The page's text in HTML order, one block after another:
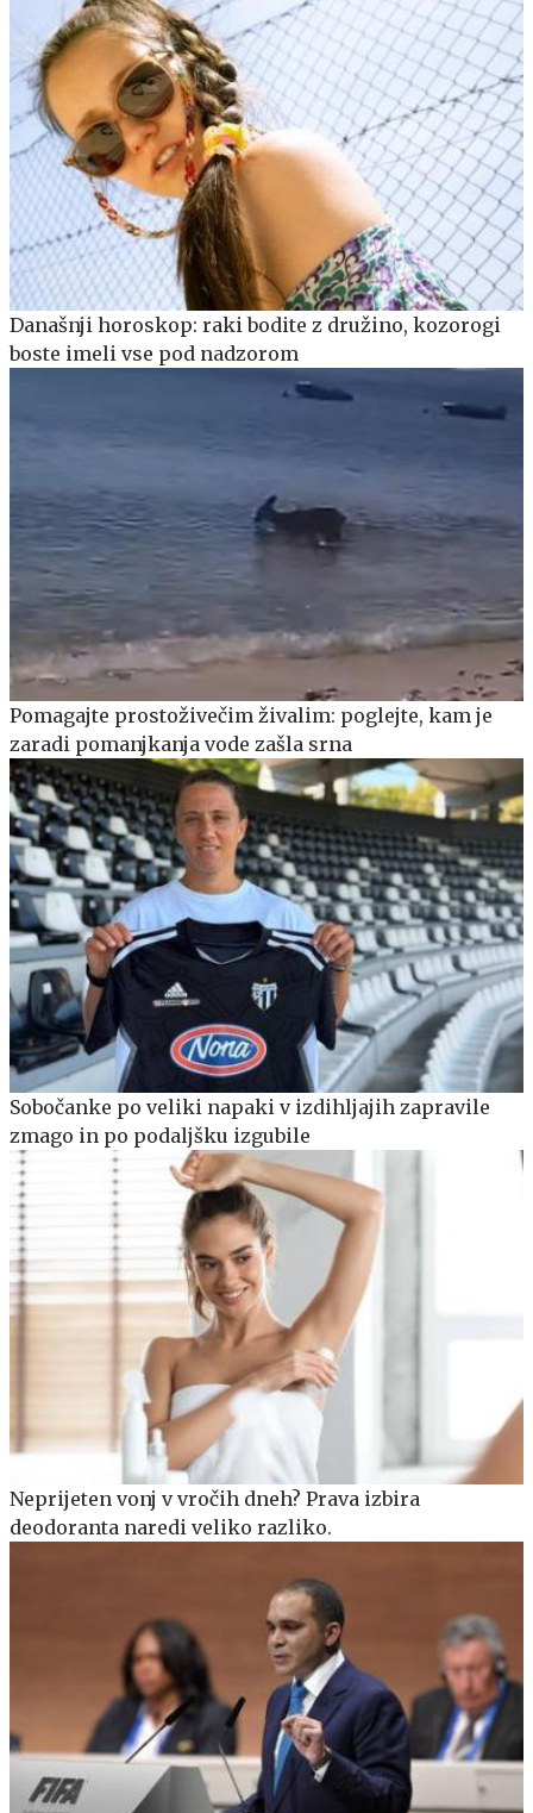
Današnji horoskop: raki bodite z družino, kozorogi
boste imeli vse pod nadzorom
Pomagajte prostoživečim živalim: poglejte, kam je
zaradi pomanjkanja vode zašla srna
Sobočanke po veliki napaki v izdihljajih zapravile
zmago in po podaljšku izgubile
Neprijeten vonj v vročih dneh? Prava izbira
deodoranta naredi veliko razliko.